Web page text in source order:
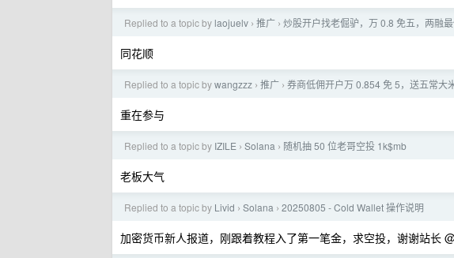
Replied to a topic by laojuelv › 推广 › 炒股开户找老倔驴，万 0.8 免五，两融
同花顺
Replied to a topic bywangzzz › 推广 › 券商低佣开户万 0.854 免 5，送五常大
重在参与
Replied to a topic by IZILE › Solana › 随机抽 50 位老哥空投 1k$mb
老板大气
Replied to a topic by Livid › Solana › 20250805 - Cold Wallet 操作说明
加密货币新人报道，刚跟着教程入了第一笔金，求空投，谢谢站长